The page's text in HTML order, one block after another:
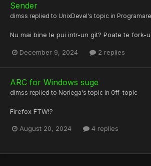
Sender
dimss replied to UnixDevel 's topic in Programare
Nu mai bine le pui intr-un git? Poate te fork-
December 9, 2024 2 replies
ARC for Windows suge
dimss replied to Noriega's topic in Off-topic
Firefox FTW!?
August 20, 2024 4 replies